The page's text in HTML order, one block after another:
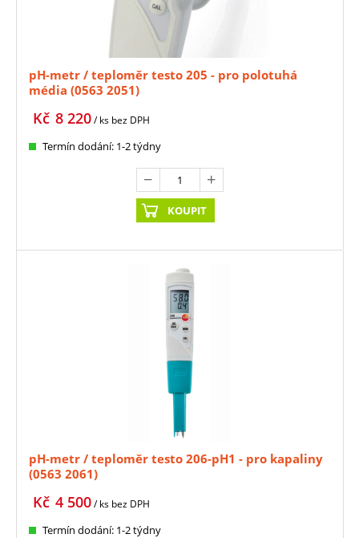
pH-metr / teploměr testo 205 - pro polotuhá
média (0563 2051)
8 220
Kč / ks bez DPH
Termín dodání: 1-2 týdny
KOUPIT
pH-metr / teploměr testo 206-pH1 - pro kapaliny
(0563 2061)
4 500
Kč / ks bez DPH
Termín dodání: 1-2 týdny